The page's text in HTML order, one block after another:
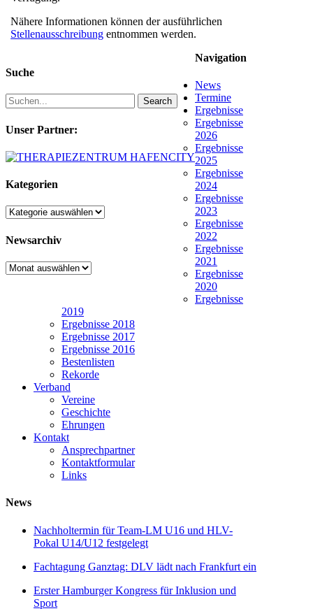
Nähere Informationen können der ausführlichen
Stellenausschreibung entnommen werden.
Suche
Search
Unser Partner:
Kategorien
Kategorien
Newsarchiv
Newsarchiv
Navigation
News
Termine
Ergebnisse
Ergebnisse
2026
Ergebnisse
2025
Ergebnisse
2024
Ergebnisse
2023
Ergebnisse
2022
Ergebnisse
2021
Ergebnisse
2020
Ergebnisse
2019
Ergebnisse 2018
Ergebnisse 2017
Ergebnisse 2016
Bestenlisten
Rekorde
Verband
Vereine
Geschichte
Ehrungen
Kontakt
Ansprechpartner
Kontaktformular
Links
News
Nachholtermin für Team-LM U16 und HLV-
Pokal U14/U12 festgelegt
Fachtagung Ganztag: DLV lädt nach Frankfurt ein
Erster Hamburger Kongress für Inklusion und
Sport